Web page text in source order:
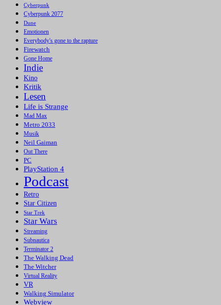
Cyberpunk
Cyberpunk 2077
Dune
Emotionen
Everybody's gone to the rapture
Firewatch
Gone Home
Indie
Kino
Kritik
Lesen
Life is Strange
Mad Max
Metro 2033
Musik
Neil Gaiman
Out There
PC
PlayStation 4
Podcast
Retro
Star Citizen
Star Trek
Star Wars
Streaming
Subnautica
Terminator 2
The Walking Dead
The Witcher
Virtual Reality
VR
Walking Simulator
Webview